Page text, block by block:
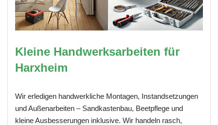
Kleine Handwerksarbeiten für
Harxheim
Wir erledigen handwerkliche Montagen, Instandsetzungen
und Außenarbeiten – Sandkastenbau, Beetpflege und
kleine Ausbesserungen inklusive. Wir handeln rasch,